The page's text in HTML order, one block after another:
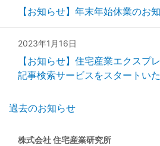
【お知らせ】年末年始休業のお
2023年1月16日
【お知らせ】住宅産業エクスプ
記事検索サービスをスタートい
過去のお知らせ
株式会社 住宅産業研究所